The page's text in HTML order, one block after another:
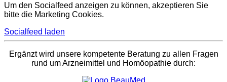
Um den Socialfeed anzeigen zu können, akzeptieren Sie
bitte die Marketing Cookies.
Socialfeed laden
Ergänzt wird unsere kompetente Beratung zu allen Fragen
rund um Arzneimittel und Homöopathie durch: